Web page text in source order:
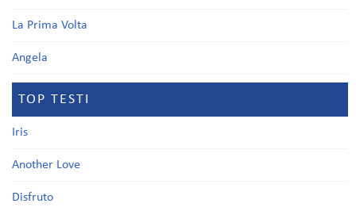
La Prima Volta
Angela
TOP TESTI
Iris
Another Love
Disfruto